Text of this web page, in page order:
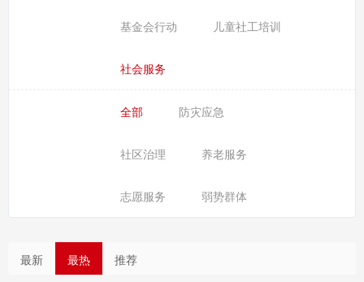
基金会行动 儿童社工培训
社会服务
全部 防灾应急
社区治理 养老服务
志愿服务 弱势群体
最新 最热 推荐